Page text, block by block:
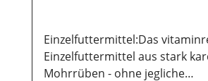
Einzelfuttermittel:Das
Einzelfuttermittel aus stark
Mohrrüben - ohne jegliche